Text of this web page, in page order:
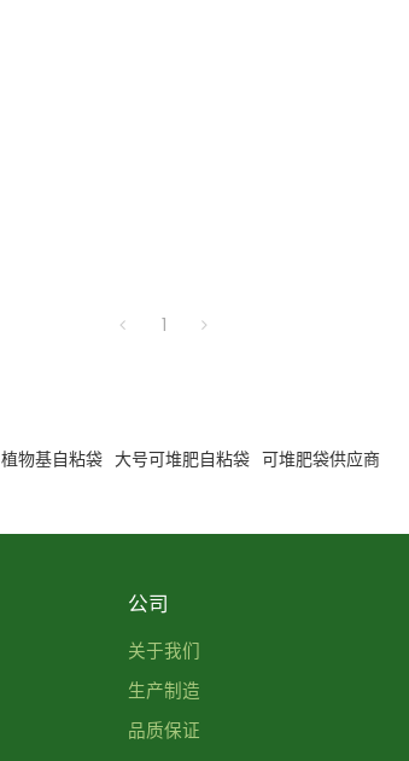
1
植物基自粘袋 大号可堆肥自粘袋 可堆肥袋供应商
公司
关于我们
生产制造
品质保证